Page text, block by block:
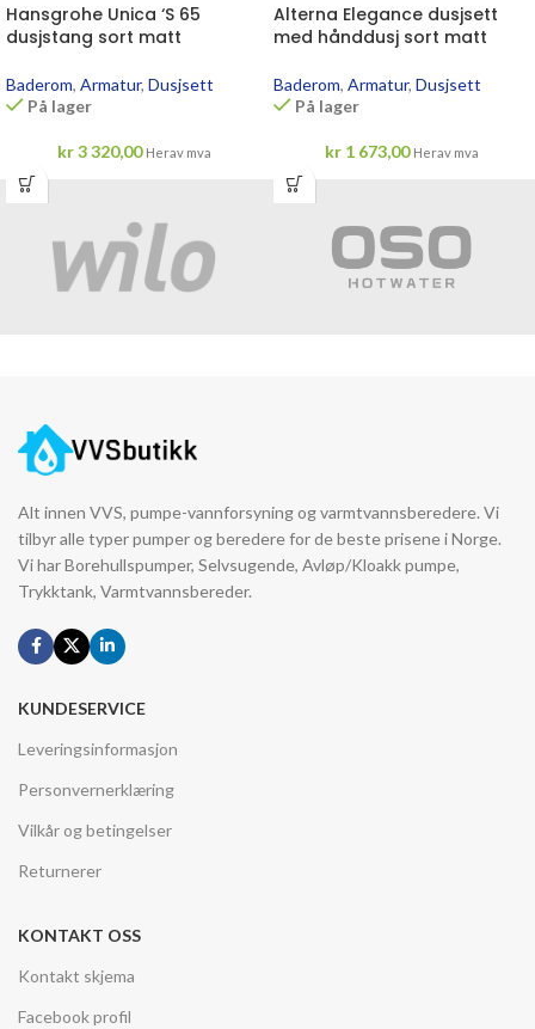
Hansgrohe Unica ‘S 65
dusjstang sort matt
Baderom, Armatur, Dusjsett
På lager
kr3 320,00 Herav mva
Alterna Elegance dusjsett
med hånddusj sort matt
Baderom, Armatur, Dusjsett
På lager
kr1 673,00 Herav mva
Alt innen VVS, pumpe-vannforsyning og varmtvannsberedere. Vi
tilbyr alle typer pumper og beredere for de beste prisene i Norge.
Vi har Borehullspumper, Selvsugende, Avløp/Kloakk pumpe,
Trykktank, Varmtvannsbereder.
KUNDESERVICE
Leveringsinformasjon
Personvernerklæring
Vilkår og betingelser
Returnerer
KONTAKT OSS
Kontakt skjema
Facebook profil